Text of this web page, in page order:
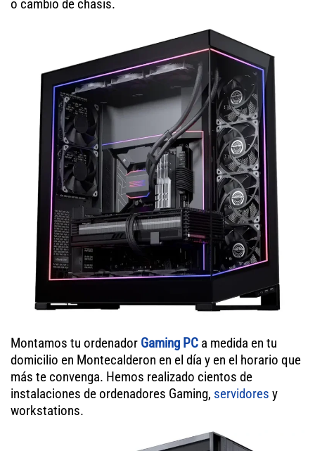
o cambio de chasis.
Montamos tu ordenador Gaming PC a medida en tu
domicilio en Montecalderon en el día y en el horario que
más te convenga. Hemos realizado cientos de
instalaciones de ordenadores Gaming, servidores y
workstations.